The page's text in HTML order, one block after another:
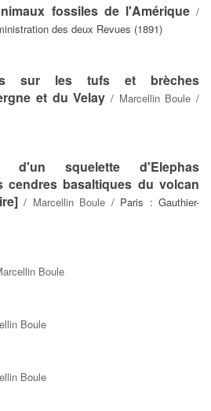
fossiles de l'Amérique/
des deux Revues (1891)
sur les tufs et brèches
et du Velay / Marcellin Boule /
d'un squelette d'Elephas
cendres basaltiques du volcan
/ Marcellin Boule / Paris : Gauthier-
Boule
Boule
Boule